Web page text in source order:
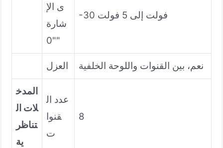
ى الإ
شارة
"0"
-30 فولت إلى 5 فولت
العزل نعم، بين القنوات واللوحة الخلفية
المدخ
لات ال
تناظر
ية
عدد ال
قنوا
ت
8